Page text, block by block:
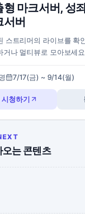
형 마크서버, 성
서버
스트리머의 라이브를 확
거나 멀티뷰로 모아보세
7/17(금) ~ 9/14(월)
시청하기
오는 콘텐츠